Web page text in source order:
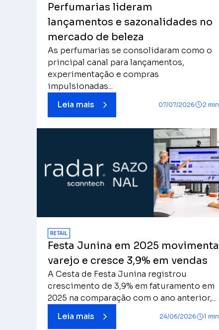
Perfumarias lideram
lançamentos e sazonalidades no
mercado de beleza
As perfumarias se consolidaram como o
principal canal para lançamentos,
experimentação e compras
impulsionadas...
Leia mais
07/07/2026 2 min
RETAIL
Festa Junina em 2025 movimenta
varejo e cresce 3,9% em vendas
A Cesta de Festa Junina registrou
crescimento de 3,9% em faturamento em
2025 na comparação com o ano anterior,...
Leia mais
24/06/2026 1 min